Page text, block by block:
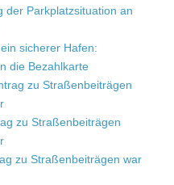
der Parkplatzsituation an
sicherer Hafen:
die Bezahlkarte
zu Straßenbeiträgen
zu Straßenbeiträgen
zu Straßenbeiträgen war